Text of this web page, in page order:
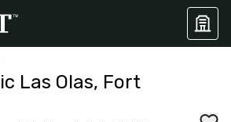
Las Olas, Fort